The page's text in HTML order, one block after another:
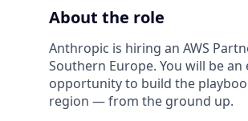
About the role
Anthropic is hiring an AWS
Southern Europe. You will be
opportunity to build the
region — from the ground up.